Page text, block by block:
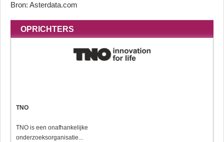
Bron: Asterdata.com
OPRICHTERS
TNO
TNO is een onafhankelijke
onderzoeksorganisatie...